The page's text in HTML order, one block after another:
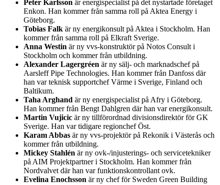
Peter Karlsson är energispecialist på det nystartade företaget
Enkon. Han kommer från samma roll på Aktea Energy i
Göteborg.
Tobias Falk är ny energikonsult på Aktea i Stockholm. Han
kommer från samma roll på Elkraft Sverige.
Anna Westin är ny vvs-konstruktör på Notos Consult i
Stockholm och kommer från utbildning.
Alexander Lagergréen är ny sälj- och marknadschef på
Aarsleff Pipe Technologies. Han kommer från Danfoss där
han var teknisk supportchef Värme i Sverige, Finland och
Baltikum.
Taha Arghand är ny energispecialist på Afry i Göteborg.
Han kommer från Bengt Dahlgren där han var energikonsult.
Martin Vujicic är ny tillförordnad divisionsdirektör för GK
Sverige. Han var tidigare regionchef Öst.
Karam Abbas är ny vvs-projektör på Rekonik i Västerås och
kommer från utbildning.
Mickey Stahlén är ny ovk-/injusterings- och servicetekniker
på AIM Projektpartner i Stockholm. Han kommer från
Nordvalvet där han var funktionskontrollant ovk.
Evelina Enochsson är ny chef för Sweden Green Building